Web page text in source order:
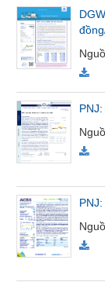
Tất cả
Tin
tức
Bài
viết
của
giả
(-)
Báo
phân